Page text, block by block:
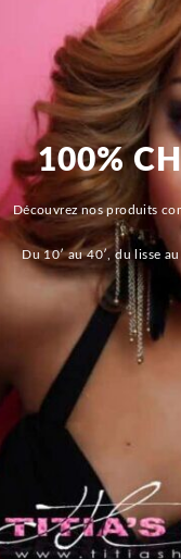
100%
Découvrez nos produits
Du 10′ au 40′, du lisse